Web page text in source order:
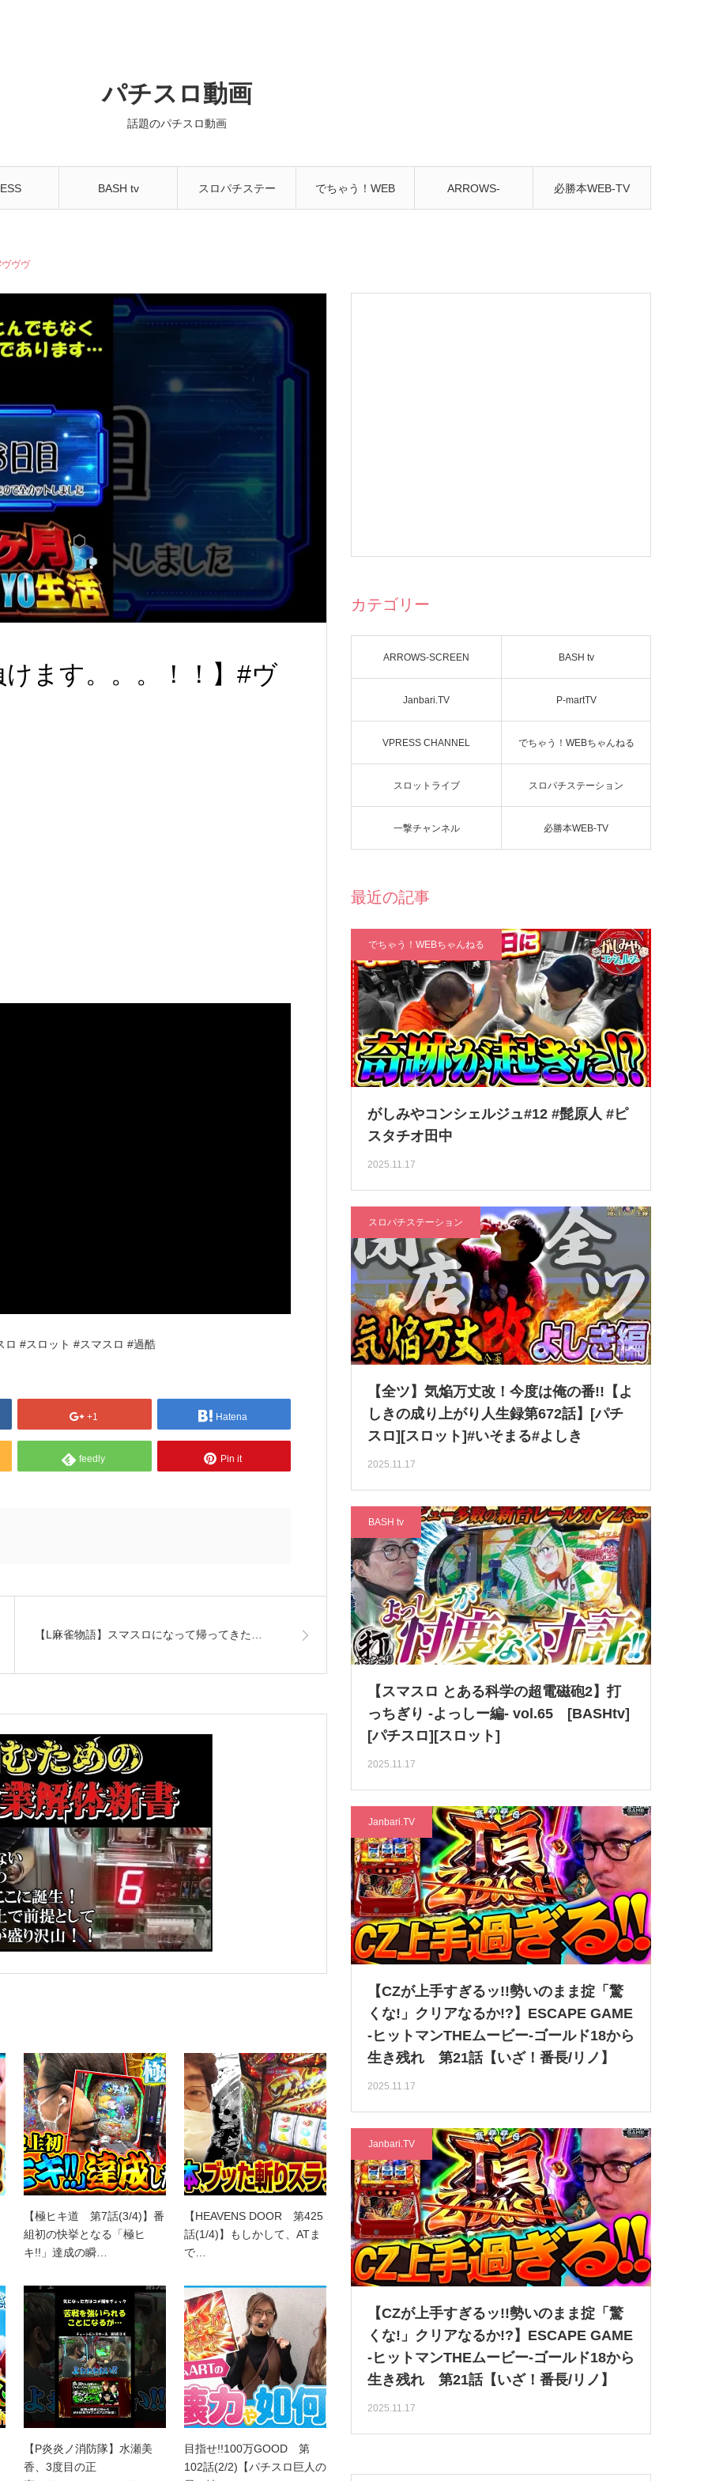
パチスロ動画
話題のパチスロ動画
BASH tv スロパチステー でちゃう！WEB ARROWS- 必勝本WEB-TV
ヴヴ
ます。。。！！】#ヴ
ロ #スロット #スマスロ #過酷
+1 Hatena
feedly Pin it
【L麻雀物語】スマスロになって帰ってきた…
【極ヒキ道 第7話(3/4)】番
組初の快挙となる「極ヒ
キ!!」達成の瞬…
【HEAVENS DOOR 第425
話(1/4)】もしかして、ATま
で…
【P炎炎ノ消防隊】水瀬美
香、3度目の正
目指せ!!100万GOOD 第
102話(2/2)【パチスロ巨人の
カテゴリー
ARROWS-SCREEN BASH tv
Janbari.TV P-martTV
VPRESS CHANNEL でちゃう！WEBちゃんねる
スロットライブ スロパチステーション
一撃チャンネル 必勝本WEB-TV
最近の記事
でちゃう！WEBちゃんねる
がしみやコンシェルジュ#12 #髭原人 #ピ
スタチオ田中
2025.11.17
スロパチステーション
【全ツ】気焔万丈改！今度は俺の番!!【よ
しきの成り上がり人生録第672話】[パチ
スロ][スロット]#いそまる#よしき
2025.11.17
BASH tv
【スマスロ とある科学の超電磁砲2】打
っちぎり -よっしー編- vol.65 [BASHtv]
[パチスロ][スロット]
2025.11.17
Janbari.TV
【CZが上手すぎるッ!!勢いのまま掟「驚
くな!」クリアなるか!?】ESCAPE GAME
-ヒットマンTHEムービー-ゴールド18から
生き残れ 第21話【いざ！番長/リノ】
2025.11.17
Janbari.TV
【CZが上手すぎるッ!!勢いのまま掟「驚
くな!」クリアなるか!?】ESCAPE GAME
-ヒットマンTHEムービー-ゴールド18から
生き残れ 第21話【いざ！番長/リノ】
2025.11.17